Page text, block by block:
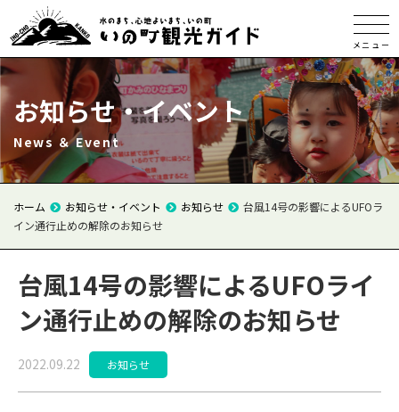
メニュー
お知らせ・イベント
News ＆ Event
ホーム お知らせ・イベント お知らせ
台風14号の影響によるUFOラ
イン通行止めの解除のお知らせ
台風14号の影響によるUFOライ
ン通行止めの解除のお知らせ
2022.09.22 お知らせ